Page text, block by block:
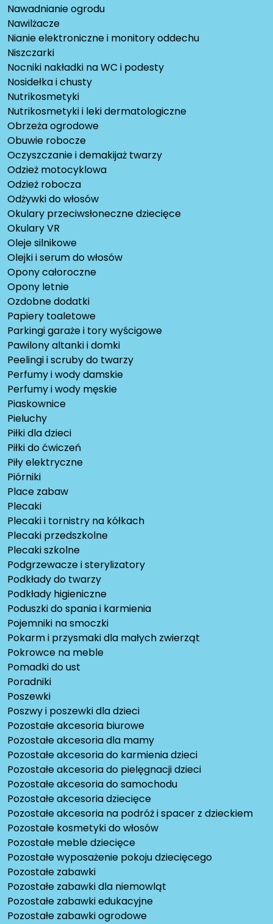
Nawadnianie ogrodu
Nawilżacze
Nianie elektroniczne i monitory oddechu
Niszczarki
Nocniki nakładki na WC i podesty
Nosidełka i chusty
Nutrikosmetyki
Nutrikosmetyki i leki dermatologiczne
Obrzeża ogrodowe
Obuwie robocze
Oczyszczanie i demakijaż twarzy
Odzież motocyklowa
Odzież robocza
Odżywki do włosów
Okulary przeciwsłoneczne dziecięce
Okulary VR
Oleje silnikowe
Olejki i serum do włosów
Opony całoroczne
Opony letnie
Ozdobne dodatki
Papiery toaletowe
Parkingi garaże i tory wyścigowe
Pawilony altanki i domki
Peelingi i scruby do twarzy
Perfumy i wody damskie
Perfumy i wody męskie
Piaskownice
Pieluchy
Piłki dla dzieci
Piłki do ćwiczeń
Piły elektryczne
Piórniki
Place zabaw
Plecaki
Plecaki i tornistry na kółkach
Plecaki przedszkolne
Plecaki szkolne
Podgrzewacze i sterylizatory
Podkłady do twarzy
Podkłady higieniczne
Poduszki do spania i karmienia
Pojemniki na smoczki
Pokarm i przysmaki dla małych zwierząt
Pokrowce na meble
Pomadki do ust
Poradniki
Poszewki
Poszwy i poszewki dla dzieci
Pozostałe akcesoria biurowe
Pozostałe akcesoria dla mamy
Pozostałe akcesoria do karmienia dzieci
Pozostałe akcesoria do pielęgnacji dzieci
Pozostałe akcesoria do samochodu
Pozostałe akcesoria dziecięce
Pozostałe akcesoria na podróż i spacer z dzieckiem
Pozostałe kosmetyki do włosów
Pozostałe meble dziecięce
Pozostałe wyposażenie pokoju dziecięcego
Pozostałe zabawki
Pozostałe zabawki dla niemowląt
Pozostałe zabawki edukacyjne
Pozostałe zabawki ogrodowe